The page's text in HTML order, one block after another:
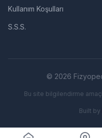
Kullanım Koşulları
S.S.S.
© 2026
Bu site bilgilendirme
Built by